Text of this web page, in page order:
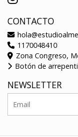
CONTACTO
1170048410
Zona Congreso,
Botón de
NEWSLETTER